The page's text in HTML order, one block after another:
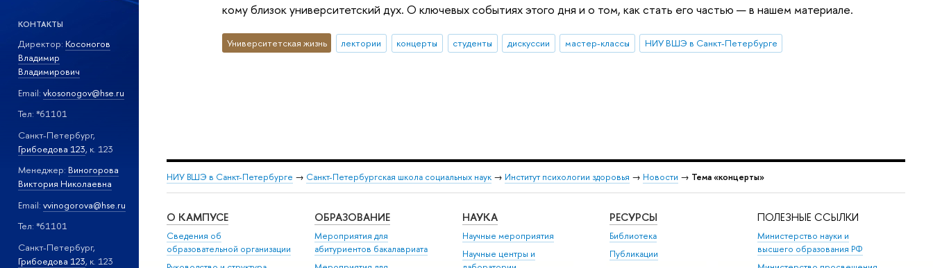
КОНТАКТЫ
Директор: Косоногов
Владимир
Владимирович
Email: vkosonogov@hse.ru
Тел: *61101
Санкт-Петербург,
Грибоедова 123, к. 123
Менеджер: Виногорова
Виктория Николаевна
Email: vvinogorova@hse.ru
Тел: *61101
Санкт-Петербург,
Грибоедова 123, к. 123
кому близок университетский дух. О ключевых событиях этого дня и о том, как стать его частью — в нашем материале.
Университетская жизнь лектории концерты студенты дискуссии мастер-классы НИУ ВШЭ в Санкт-Петербурге
НИУ ВШЭ в Санкт-Петербурге → Санкт-Петербургская школа социальных наук → Институт психологии здоровья → Новости → Тема «концерты»
О КАМПУСЕ
Сведения об
образовательной организации
ОБРАЗОВАНИЕ
Мероприятия для
абитуриентов бакалавриата
НАУКА
Научные мероприятия
Научные центры и
РЕСУРСЫ
Библиотека
Публикации
ПОЛЕЗНЫЕ ССЫЛКИ
Министерство науки и
высшего образования РФ